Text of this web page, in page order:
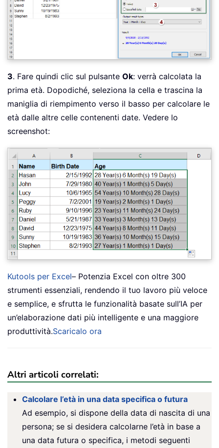
3. Fare quindi clic sul pulsante Ok: verrà calcolata la
prima età. Dopodiché, seleziona la cella e trascina la
maniglia di riempimento verso il basso per calcolare le
età dalle altre celle contenenti date. Vedere lo
screenshot:
Kutools per Excel– Potenzia Excel con oltre 300
strumenti essenziali, rendendo il tuo lavoro più veloce
e semplice, e sfrutta le funzionalità basate sull’IA per
un’elaborazione dati più intelligente e una maggiore
produttività.Scaricalo ora
Altri articoli correlati:
Calcolare l’età in una data specifica o futura
Ad esempio, si dispone della data di nascita di una
persona; se si desidera calcolarne l’età in base a
una data futura o specifica, i metodi seguenti